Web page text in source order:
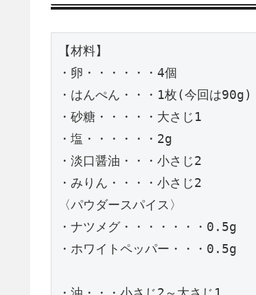
【材料】
・卵・・・・・・4個
・はんぺん・・・1枚(今回は90g)
・砂糖・・・・・大さじ1
・塩・・・・・・2g
・淡口醤油・・・小さじ2
・みりん・・・・小さじ2
〈パウダースパイス〉
・ナツメグ・・・・・・・0.5g
・ホワイトペッパー・・・0.5g